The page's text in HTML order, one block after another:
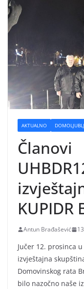
AKTUALNO
Članovi
KUPIDR
Antun Brađašević
Jučer 12. prosinca
izvještajna
Domovinskog rata
bilo nazočno naše